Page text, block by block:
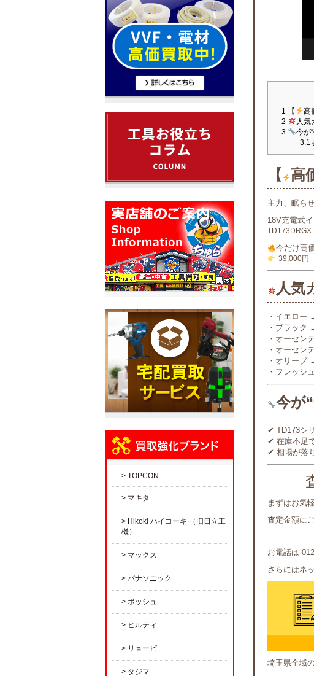
1 【 高
2
人気
3
今が
3.1
【 高
主力、眠ら
18V充電式
TD173DRGX
今だけ高
39,000円
人気
・イエロー
・ブラック
・オーセン
・オーセン
・オリーブ
・フレッシ
今が
✔ TD173シ
✔ 在庫不足
✔ 相場が落
まずはお気
査定金額に
お電話は
さらにはネ
埼玉県全域
TOPCON
マキタ
Hikoki ハイコーキ （旧日立工
機）
マックス
パナソニック
ボッシュ
ヒルティ
リョービ
タジマ